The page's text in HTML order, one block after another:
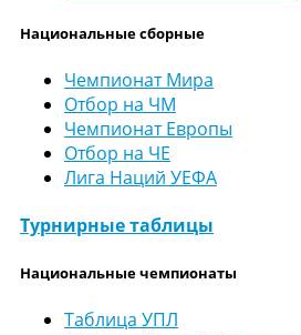
Национальные сборные
Чемпионат Мира
Отбор на ЧМ
Чемпионат Европы
Отбор на ЧЕ
Лига Наций УЕФА
Турнирные таблицы
Национальные чемпионаты
Таблица УПЛ